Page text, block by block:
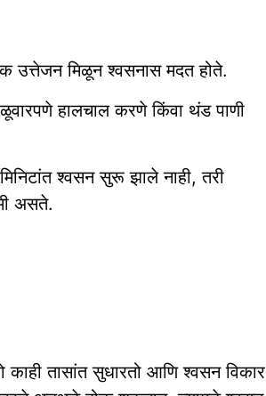
उत्तेजन मिळून श्वसनास मदत होते.
हालचाल करणे किंवा थंड पाणी
श्वसन सुरू झाले नाही, तरी
असते.
काही तासांत सुधारतो आणि श्वसन विकार